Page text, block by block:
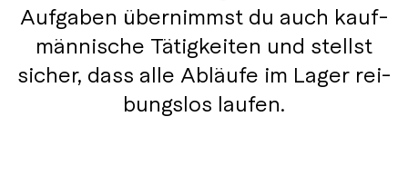
Auf­gaben ü­ber­nimmst du auch kauf­
män­nisch­e Tä­tig­kei­ten und stellst
sicher, dass alle Ab­läu­fe im La­ger rei­
bungs­los laufen.